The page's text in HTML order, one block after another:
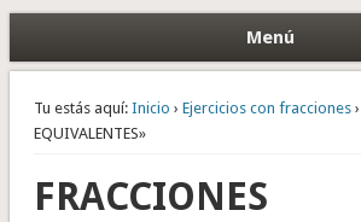
Menú
Tu estás aquí: Inicio › Ejercicios con fracciones
EQUIVALENTES»
FRACCIONES